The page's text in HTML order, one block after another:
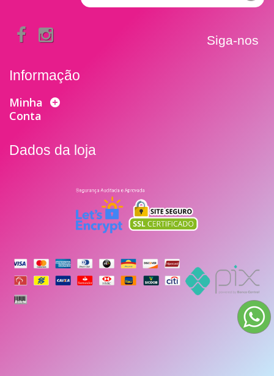
Siga-nos
Informação
Minha
Conta
Dados da loja